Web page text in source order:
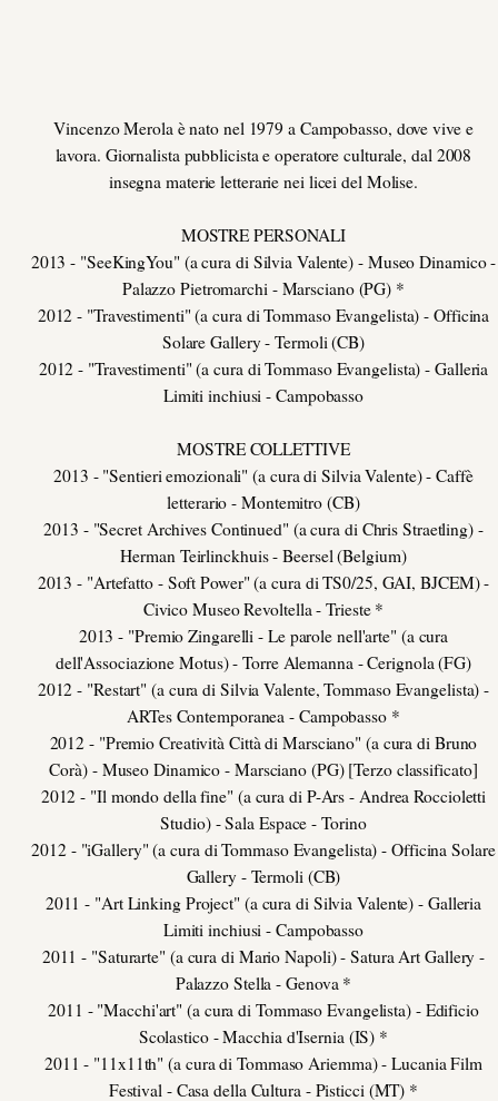
Vincenzo Merola è nato nel 1979 a Campobasso, dove vive e
lavora. Giornalista pubblicista e operatore culturale, dal 2008
insegna materie letterarie nei licei del Molise.
MOSTRE PERSONALI
2013 - "SeeKingYou" (a cura di Silvia Valente) - Museo Dinamico -
Palazzo Pietromarchi - Marsciano (PG) *
2012 - "Travestimenti" (a cura di Tommaso Evangelista) - Officina
Solare Gallery - Termoli (CB)
2012 - "Travestimenti" (a cura di Tommaso Evangelista) - Galleria
Limiti inchiusi - Campobasso
MOSTRE COLLETTIVE
2013 - "Sentieri emozionali" (a cura di Silvia Valente) - Caffè
letterario - Montemitro (CB)
2013 - "Secret Archives Continued" (a cura di Chris Straetling) -
Herman Teirlinckhuis - Beersel (Belgium)
2013 - "Artefatto - Soft Power" (a cura di TS0/25, GAI, BJCEM) -
Civico Museo Revoltella - Trieste *
2013 - "Premio Zingarelli - Le parole nell'arte" (a cura
dell'Associazione Motus) - Torre Alemanna - Cerignola (FG)
2012 - "Restart" (a cura di Silvia Valente, Tommaso Evangelista) -
ARTes Contemporanea - Campobasso *
2012 - "Premio Creatività Città di Marsciano" (a cura di Bruno
Corà) - Museo Dinamico - Marsciano (PG) [Terzo classificato]
2012 - "Il mondo della fine" (a cura di P-Ars - Andrea Roccioletti
Studio) - Sala Espace - Torino
2012 - "iGallery" (a cura di Tommaso Evangelista) - Officina Solare
Gallery - Termoli (CB)
2011 - "Art Linking Project" (a cura di Silvia Valente) - Galleria
Limiti inchiusi - Campobasso
2011 - "Saturarte" (a cura di Mario Napoli) - Satura Art Gallery -
Palazzo Stella - Genova *
2011 - "Macchi'art" (a cura di Tommaso Evangelista) - Edificio
Scolastico - Macchia d'Isernia (IS) *
2011 - "11x11th" (a cura di Tommaso Ariemma) - Lucania Film
Festival - Casa della Cultura - Pisticci (MT) *